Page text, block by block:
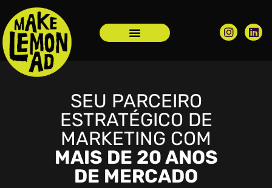
SEU PARCEIRO
ESTRATÉGICO DE
MARKETING COM
MAIS DE 20 ANOS
DE MERCADO